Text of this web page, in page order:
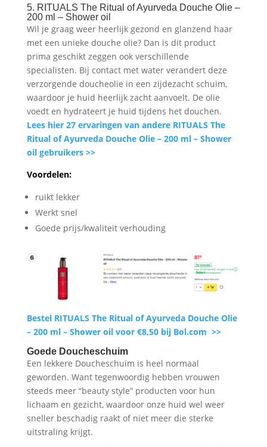
5. RITUALS The Ritual of Ayurveda Douche Olie –
200 ml – Shower oil
Wil je graag weer heerlijk gezond en glanzend haar
met een unieke douche olie? Dan is dit product
prima geschikt zeggen ook verschillende
specialisten. Bij contact met water verandert deze
verzorgende doucheolie in een zijdezacht schuim,
waardoor je huid heerlijk zacht aanvoelt. De olie
voedt en hydrateert je huid tijdens het douchen.
Lees hier 27 ervaringen van andere RITUALS The
Ritual of Ayurveda Douche Olie – 200 ml – Shower
oil gebruikers >>
Voordelen:
ruikt lekker
Werkt snel
Goede prijs/kwaliteit verhouding
Bestel RITUALS The Ritual of Ayurveda Douche Olie
– 200 ml – Shower oil voor €8,50 bij Bol.com >>
Goede Doucheschuim
Een lekkere Doucheschuim is heel normaal
geworden. Want tegenwoordig hebben vrouwen
steeds meer “beauty style” producten voor hun
lichaam en gezicht, waardoor onze huid wel weer
sneller beschadig raakt of niet meer die sterke
uitstraling krijgt.